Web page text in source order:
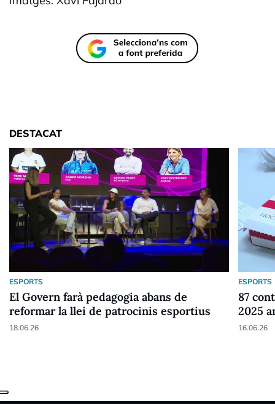
DESTACAT
ESPORTS
El Govern farà pedagogia abans de
reformar la llei de patrocinis esportius
18.06.26
ESPORTS
87
2025
16.06.26